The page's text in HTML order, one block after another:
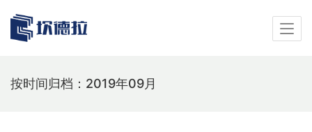
按时间归档：2019年09月